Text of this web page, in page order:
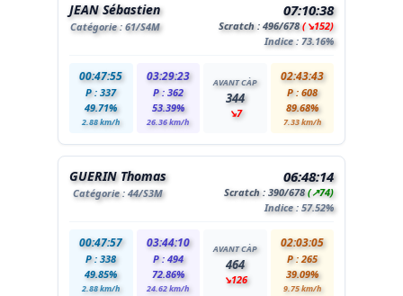
JEAN Sébastien
Catégorie : 61/S4M
07:10:38
Scratch : 496/678(↘152)
Indice : 73.16%
00:47:55
P : 337
49.71%
2.88 km/h
03:29:23
P : 362
53.39%
26.36 km/h
AVANT CÀP
344
↘7
02:43:43
P : 608
89.68%
7.33 km/h
GUERIN Thomas
Catégorie : 44/S3M
06:48:14
Scratch : 390/678(↗74)
Indice : 57.52%
00:47:57
P : 338
49.85%
2.88 km/h
03:44:10
P : 494
72.86%
24.62 km/h
AVANT CÀP
464
↘126
02:03:05
P : 265
39.09%
9.75 km/h